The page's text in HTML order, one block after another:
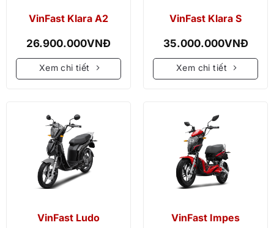
VinFast Klara A2
26.900.000VNĐ
Xem chi tiết
VinFast Klara S
35.000.000VNĐ
Xem chi tiết
VinFast Ludo VinFast Impes